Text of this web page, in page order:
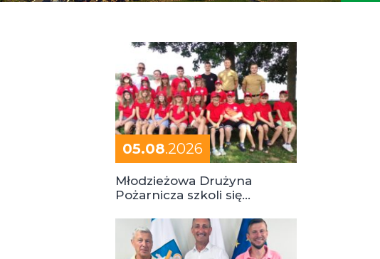
05.08.2026
Młodzieżowa Drużyna
Pożarnicza szkoli się